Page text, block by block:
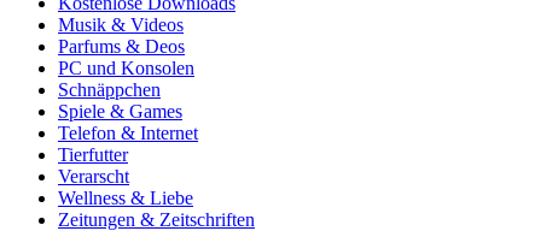
Musik & Videos
Parfums & Deos
PC und Konsolen
Schnäppchen
Spiele & Games
Telefon & Internet
Tierfutter
Verarscht
Wellness & Liebe
Zeitungen & Zeitschriften